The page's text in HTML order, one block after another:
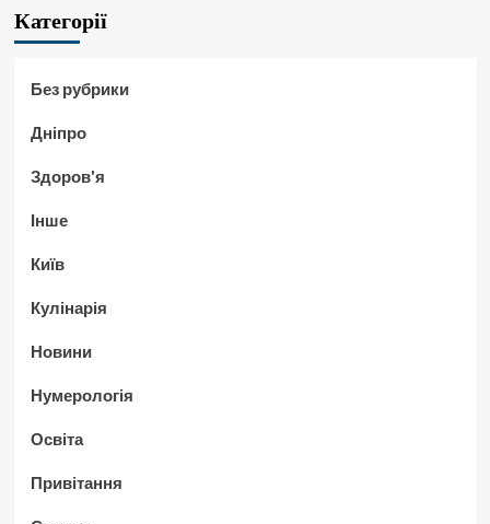
Категорії
Без рубрики
Дніпро
Здоров'я
Інше
Київ
Кулінарія
Новини
Нумерологія
Освіта
Привітання